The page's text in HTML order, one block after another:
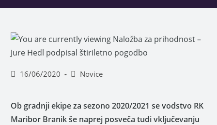
16/06/2020 Novice
Ob gradnji ekipe za sezono 2020/2021 se vodstvo RK
Maribor Branik še naprej posveča tudi vključevanju